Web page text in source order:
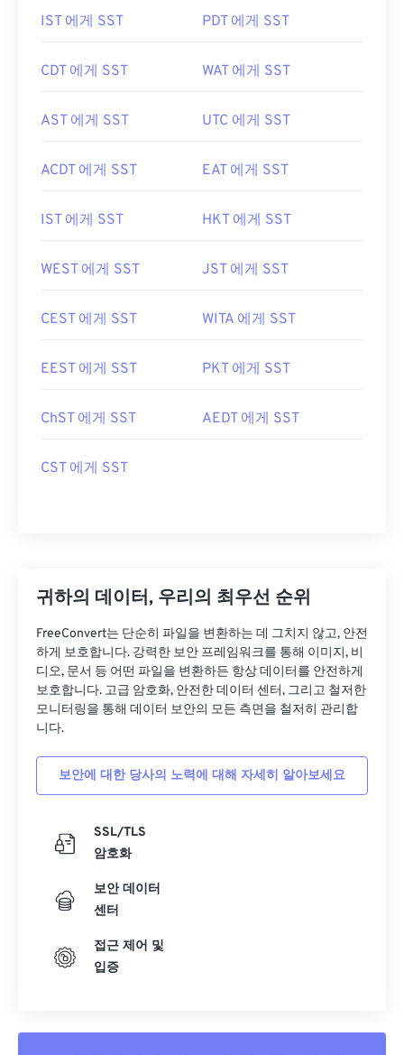
IST 에게 SST PDT 에게 SST
CDT 에게 SST WAT 에게 SST
AST 에게 SST UTC 에게 SST
ACDT 에게 SST EAT 에게 SST
IST 에게 SST HKT 에게 SST
WEST 에게 SST JST 에게 SST
CEST 에게 SST WITA 에게 SST
EEST 에게 SST PKT 에게 SST
ChST 에게 SST AEDT 에게 SST
CST 에게 SST
귀하의 데이터, 우리의 최우선 순위
FreeConvert는 단순히 파일을 변환하는 데 그치지 않고, 안전
하게 보호합니다. 강력한 보안 프레임워크를 통해 이미지, 비
디오, 문서 등 어떤 파일을 변환하든 항상 데이터를 안전하게
보호합니다. 고급 암호화, 안전한 데이터 센터, 그리고 철저한
모니터링을 통해 데이터 보안의 모든 측면을 철저히 관리합
니다.
보안에 대한 당사의 노력에 대해 자세히 알아보세요
SSL/TLS
암호화
보안 데이터
센터
접근 제어 및
입증